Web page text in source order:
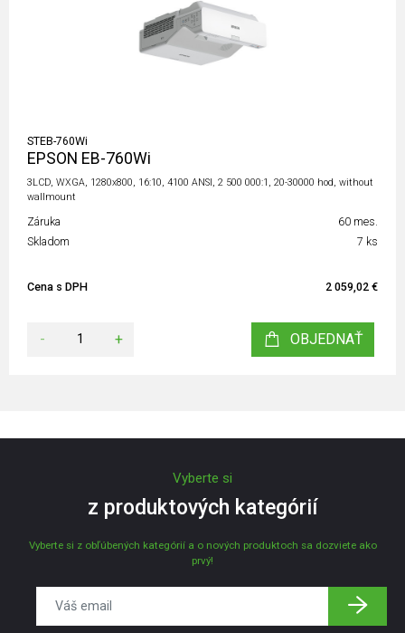
STEB-760Wi
EPSON EB-760Wi
3LCD, WXGA, 1280x800, 16:10, 4100 ANSI, 2 500 000:1, 20-30000 hod, without
wallmount
Záruka
60 mes.
Skladom
7 ks
Cena s DPH 2 059,02 €
- + OBJEDNAŤ
Vyberte si
z produktových kategórií
Vyberte si z obľúbených kategórií a o nových produktoch sa dozviete ako
prvý!